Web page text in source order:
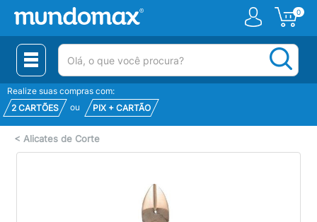
0
(pesquisar)
Realize suas compras com:
2 CARTÕES
ou PIX + CARTÃO
< Alicates de Corte